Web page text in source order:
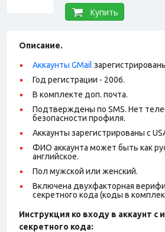
Купить
Описание.
Аккаунты GMail
Год регистрации - 2006.
В комплекте доп. почта.
Подтверждены по SMS. Нет
безопасности профиля.
Аккаунты зарегистрированы с
ФИО аккаунта может быть как
английское.
Пол мужской или женский.
Включена двухфакторная
секретного кода (коды в
Инструкция ко входу в аккаунт с
секретного кода: